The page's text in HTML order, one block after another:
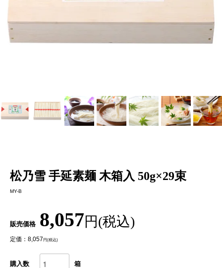
松乃雪 手延素麺 木箱入 50g×29束
MY-B
販売価格 8,057円(税込)
定価：8,057円(税込)
購入数 箱